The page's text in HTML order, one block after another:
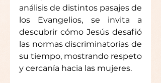
análisis de distintos pasajes de
los Evangelios, se invita a
descubrir cómo Jesús desafió
las normas discriminatorias de
su tiempo, mostrando respeto
y cercanía hacia las mujeres.